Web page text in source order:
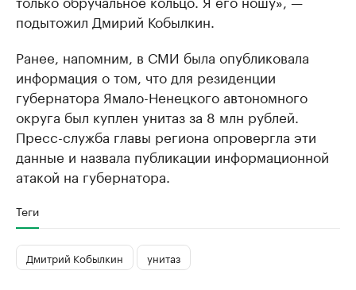
подытожил Дмирий Кобылкин.
Ранее, напомним, в СМИ была опубликовала
информация о том, что для резиденции
губернатора Ямало-Ненецкого автономного
округа был куплен унитаз за 8 млн рублей.
Пресс-служба главы региона опровергла эти
данные и назвала публикации информационной
атакой на губернатора.
Теги
Дмитрий Кобылкин унитаз